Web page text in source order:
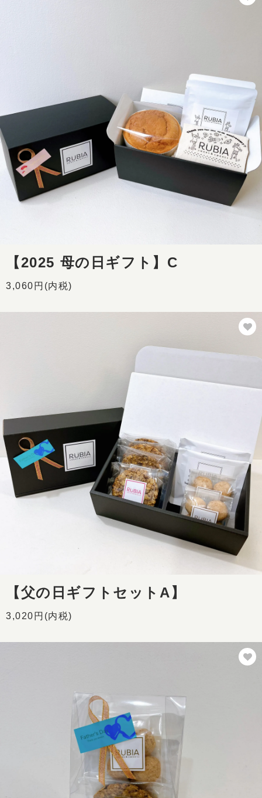
【2025 母の日ギフト】C
3,060円(内税)
【父の日ギフトセットA】
3,020円(内税)